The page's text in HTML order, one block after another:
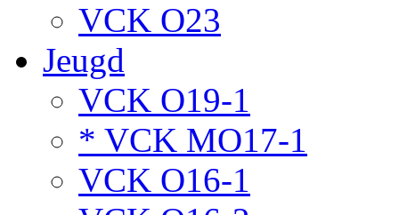
VCK O23
Jeugd
VCK O19-1
* VCK MO17-1
VCK O16-1